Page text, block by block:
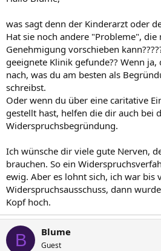
was sagt denn der Kinderarzt oder
Hat sie noch andere "Probleme",
Genehmigung vorschieben
geeignete Klinik gefunde?? Wenn
nach, was du am besten als
schreibst.
Oder wenn du über eine caritative
gestellt hast, helfen die dir auch bei
Widerspruchsbegründung.
Ich wünsche dir viele gute Nerven,
brauchen. So ein
ewig. Aber es lohnt sich, ich war bis
Widerspruchsausschuss, dann
Kopf hoch.
B Blume
Guest